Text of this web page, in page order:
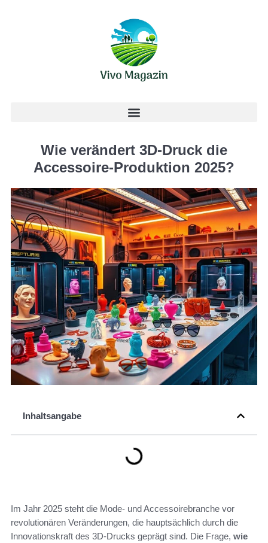
Wie verändert 3D-Druck die
Accessoire-Produktion 2025?
Inhaltsangabe
Im Jahr 2025 steht die Mode- und Accessoirebranche vor
revolutionären Veränderungen, die hauptsächlich durch die
Innovationskraft des 3D-Drucks geprägt sind. Die Frage, wie